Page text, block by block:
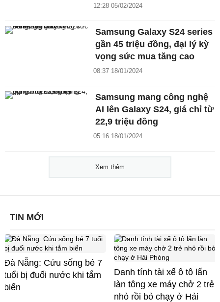
12:28 05/02/2024
Samsung Galaxy S24 series
gần 45 triệu đồng, đại lý kỳ
vọng sức mua tăng cao
08:37 18/01/2024
Samsung mang công nghệ
AI lên Galaxy S24, giá chỉ từ
22,9 triệu đồng
05:16 18/01/2024
Xem thêm
TIN MỚI
Đà Nẵng: Cứu sống bé 7
tuổi bị đuối nước khi tắm
biển
Danh tính tài xế ô tô lấn
làn tông xe máy chở 2 trẻ
nhỏ rồi bỏ chạy ở Hải